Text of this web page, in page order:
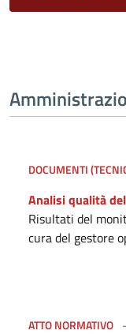
DOCUMENTI
Analisi qualità
Risultati del
cura del gestore
ATTO NORMATIVO